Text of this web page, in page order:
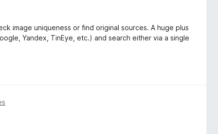
image uniqueness or find original sources. A huge plus
Yandex, TinEye, etc.) and search either via a single